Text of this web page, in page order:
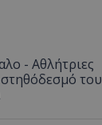
- Aθλήτριες